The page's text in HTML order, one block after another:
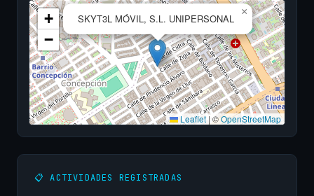
SKYT3L MÓVIL, S.L. UNIPERSONAL
×
+
−
Leaflet | ©OpenStreetMap
📋 ACTIVIDADES REGISTRADAS